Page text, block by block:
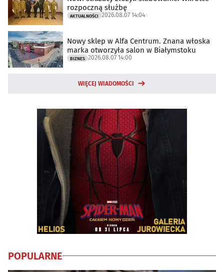
rozpoczną służbę
AKTUALNOŚCI 2026.08.07 14:04
Nowy sklep w Alfa Centrum. Znana włoska
marka otworzyła salon w Białymstoku
BIZNES 2026.08.07 14:00
WIĘCEJ WIADOMOŚCI
POPULARNE